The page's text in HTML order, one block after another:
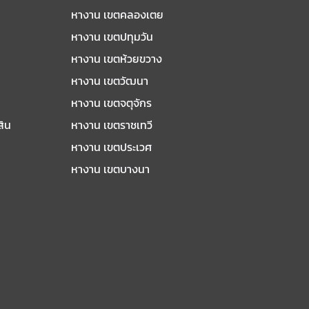
น
หางาน เขตคลองเตย
หางาน เขตปทุมวัน
หางาน เขตห้วยขวาง
หางาน เขตวัฒนา
หางาน เขตจตุจักร
หางาน เขตราชเทวี
หางาน เขตประเวศ
หางาน เขตบางนา